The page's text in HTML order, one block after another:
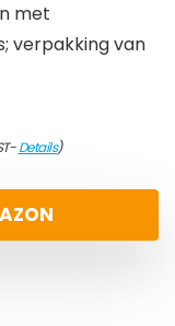
met
verpakking van
Details)